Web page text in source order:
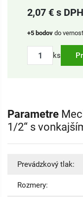
2,07 € s DPH
+5 bodov do
ks
Parametre
1/2“ s
Prevádzkový tlak:
Rozmery: